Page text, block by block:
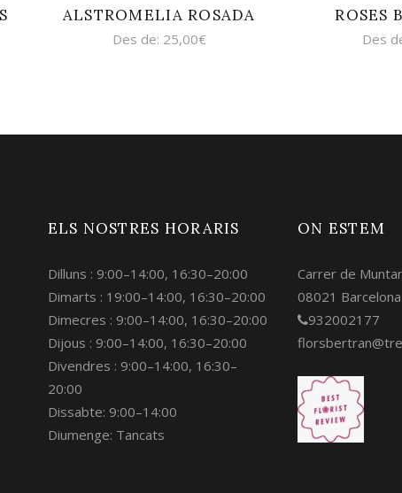
ALSTROMELIA ROSADA
Des de: 25,00€
ROSES
Des
ELS NOSTRES HORARIS
Dilluns : 9:00–14:00, 16:30–20:00
Dimarts : 19:00–14:00, 16:30–20:00
Dimecres : 9:00–14:00, 16:30–20:00
Dijous : 9:00–14:00, 16:30–20:00
Divendres : 9:00–14:00, 16:30–
20:00
Dissabte: 9:00–14:00
Diumenge: Tancats
ON ESTEM
Carrer de
08021 Barcelona
932002177